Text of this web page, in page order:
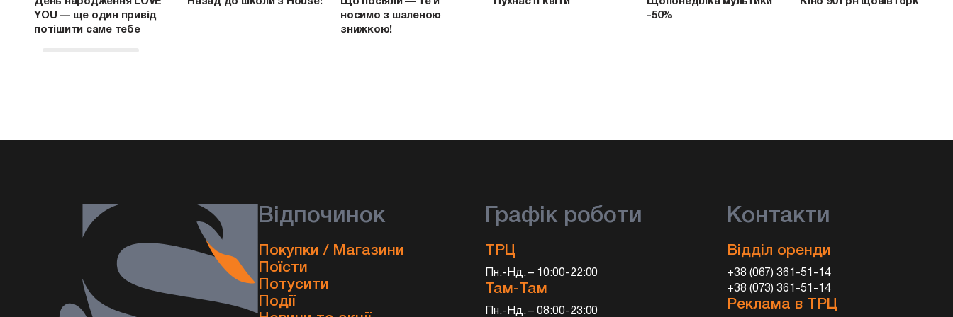
YOU — ще один привід
потішити саме тебе
носимо з шаленою
знижкою!
-50%
Відпочинок
Покупки / Магазини
Поїсти
Потусити
Події
Графік роботи
ТРЦ
Пн.-Нд. – 10:00-22:00
Там-Там
Пн.-Нд. – 08:00-23:00
Контакти
Відділ оренди
+38 (067) 361-51-14
+38 (073) 361-51-14
Реклама в ТРЦ